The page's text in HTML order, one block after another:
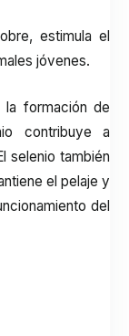
estimula el
jóvenes.
la formación de
contribuye a
selenio también
el pelaje y
del